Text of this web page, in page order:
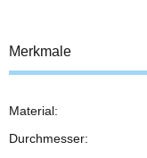
Merkmale
Produkteigenschaft
Wert
Material:
Durchmesser: